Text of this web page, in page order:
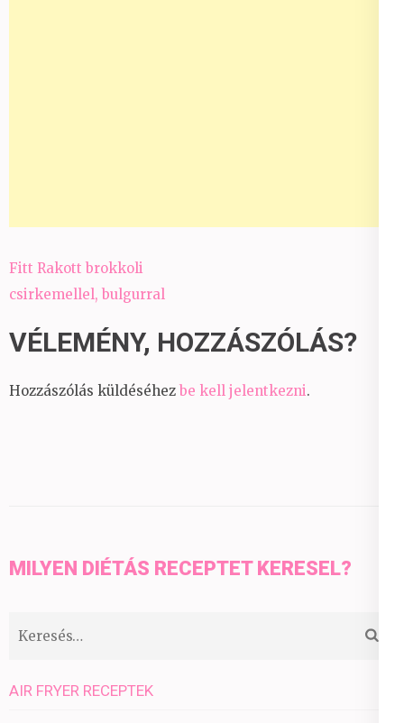
Bejegyzés
navigáció
Fitt Rakott brokkoli
csirkemellel, bulgurral
VÉLEMÉNY, HOZZÁSZÓLÁS?
Hozzászólás küldéséhez be kell jelentkezni.
MILYEN DIÉTÁS RECEPTET KERESEL?
Keresés:
AIR FRYER RECEPTEK